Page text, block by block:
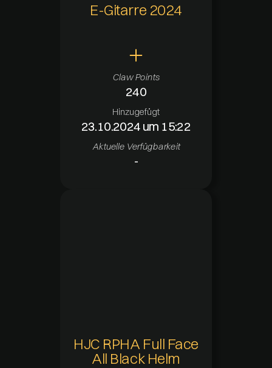
E-Gitarre 2024
Claw Points
240
Hinzugefügt
23.10.2024 um 15:22
Aktuelle Verfügbarkeit
-
HJC RPHA Full Face
All Black Helm